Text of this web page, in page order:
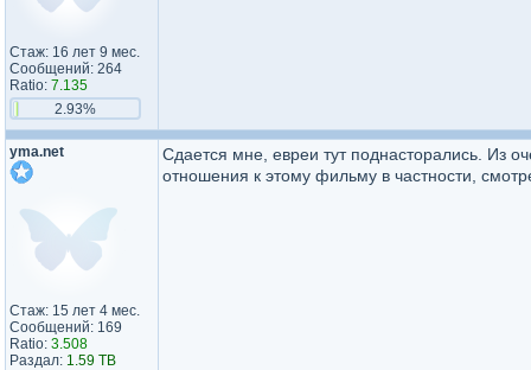
Стаж: 16 лет 9 мес.
Сообщений: 264
Ratio: 7.135
2.93%
yma.net
Стаж: 15 лет 4 мес.
Сообщений: 169
Ratio: 3.508
Раздал: 1.59 TB
Сдается мне, евреи тут поднасторались. Из
отношения к этому фильму в частности,